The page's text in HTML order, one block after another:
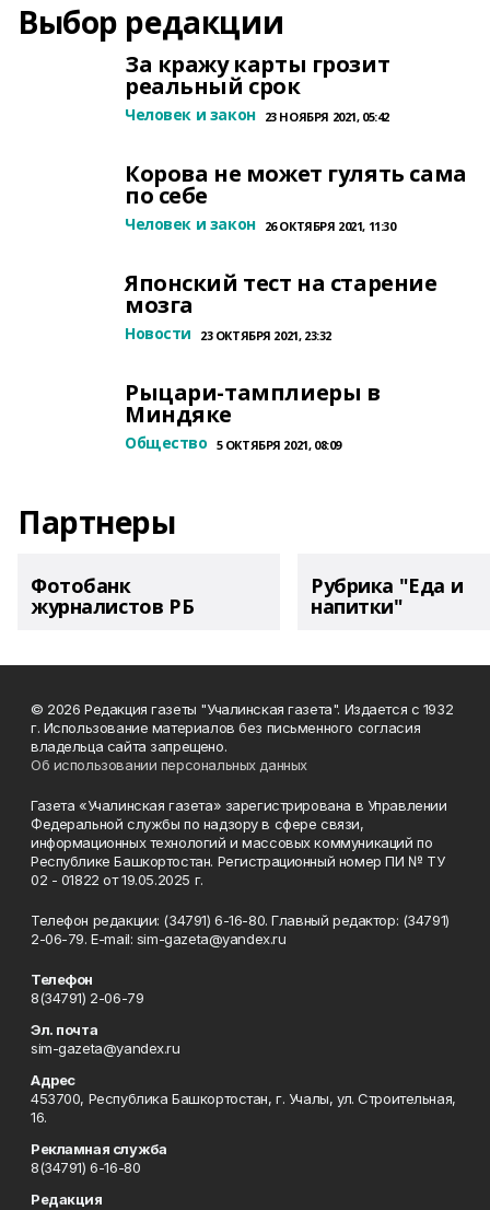
Выбор редакции
За кражу карты грозит
реальный срок
Человек и закон 23 НОЯБРЯ 2021, 05:42
Корова не может гулять сама
по себе
Человек и закон 26 ОКТЯБРЯ 2021, 11:30
Японский тест на старение
мозга
Новости 23 ОКТЯБРЯ 2021, 23:32
Рыцари-тамплиеры в
Миндяке
Общество 5 ОКТЯБРЯ 2021, 08:09
Партнеры
Фотобанк
журналистов РБ
Рубрика "Еда и
напитки"
© 2026 Редакция газеты "Учалинская газета". Издается с 1932
г. Использование материалов без письменного согласия
владельца сайта запрещено.
Об использовании персональных данных
Газета «Учалинская газета» зарегистрирована в Управлении
Федеральной службы по надзору в сфере связи,
информационных технологий и массовых коммуникаций по
Республике Башкортостан. Регистрационный номер ПИ № ТУ
02 - 01822 от 19.05.2025 г.
Телефон редакции: (34791) 6-16-80. Главный редактор: (34791)
2-06-79. Е-mаil: sim-gazeta@yandex.ru
Телефон
8(34791) 2-06-79
Эл. почта
sim-gazeta@yandex.ru
Адрес
453700, Республика Башкортостан, г. Учалы, ул. Строительная,
16.
Рекламная служба
8(34791) 6-16-80
Редакция